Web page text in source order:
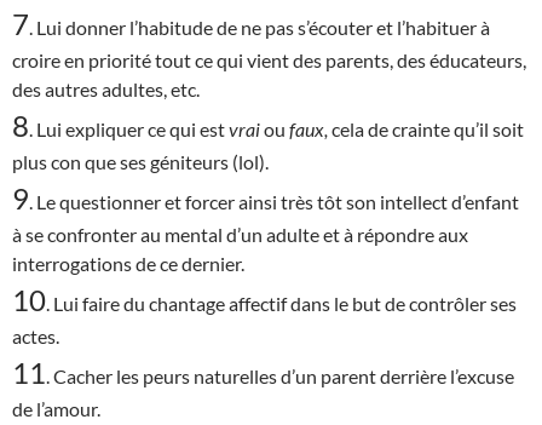
7 . Lui donner l’habitude de ne pas s’écouter et l’habituer à
croire en priorité tout ce qui vient des parents, des éducateurs,
des autres adultes, etc.
8 . Lui expliquer ce qui estvraiou faux, cela de crainte qu’il soit
plus con que ses géniteurs (lol).
9 . Le questionner et forcer ainsi très tôt son intellect d’enfant
à se confronter au mental d’un adulte et à répondre aux
interrogations de ce dernier.
10 . Lui faire du chantage affectif dans le but de contrôler ses
actes.
11 . Cacher les peurs naturelles d’un parent derrière l’excuse
de l’amour.